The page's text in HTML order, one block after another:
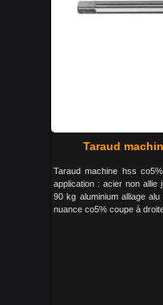
Taraud
Taraud machine hss
application : acier non allie
90 kg aluminium alliage
nuance co5% coupe à